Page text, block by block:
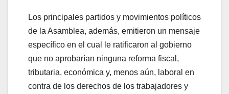
Los principales partidos y movimientos políticos
de la Asamblea, además, emitieron un mensaje
específico en el cual le ratificaron al gobierno
que no aprobarían ninguna reforma fiscal,
tributaria, económica y, menos aún, laboral en
contra de los derechos de los trabajadores y